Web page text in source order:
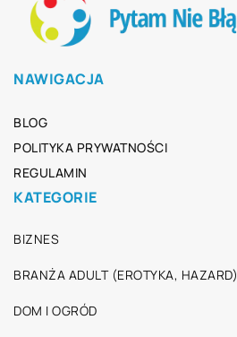
NAWIGACJA
BLOG
POLITYKA PRYWATNOŚCI
REGULAMIN
KATEGORIE
BIZNES
BRANŻA ADULT (EROTYKA, HAZARD)
DOM I OGRÓD